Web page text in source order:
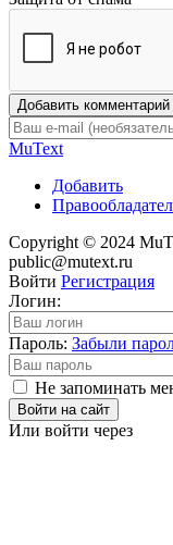
Добавить комментарий
MuText
Добавить
Copyright © 2024
public@mutext.ru
Войти Регистрация
Логин:
Пароль: Забыли
Не запоминать
Войти на сайт
Или войти через